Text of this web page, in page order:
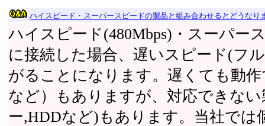
ハイスピード・スーパースピードの製品と組み合わせるとどうなり
ハイスピード(480Mbps)・スーパー
に接続した場合、遅いスピード(フ
がることになります。遅くても動
など）もありますが、対応できな
ー,HDDなど)もあります。当社では